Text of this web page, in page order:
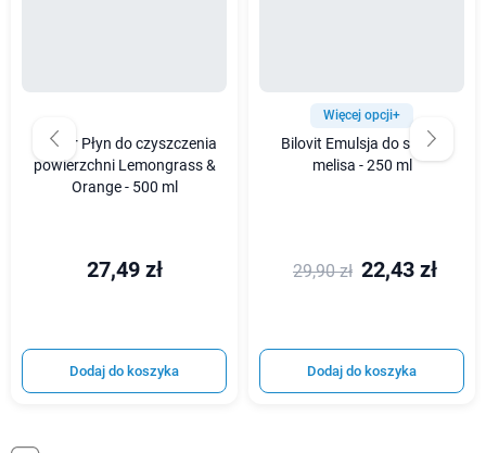
Ecover Płyn do czyszczenia
powierzchni Lemongrass &
Orange - 500 ml
27,49 zł
Dodaj do koszyka
Więcej opcji+
Bilovit Emulsja do sauny
melisa - 250 ml
29,90 zł 22,43 zł
Dodaj do koszyka